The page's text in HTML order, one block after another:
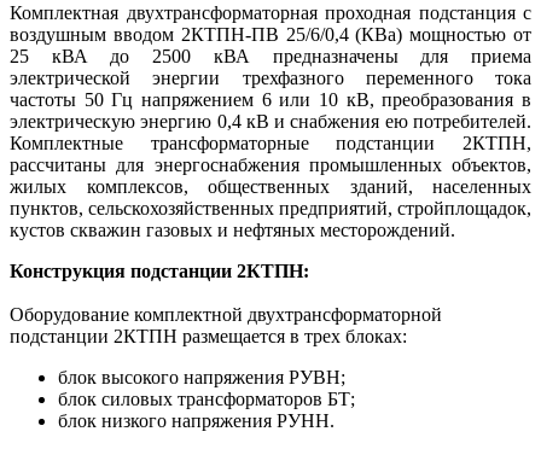
Комплектная двухтрансформаторная проходная подстанция с
воздушным вводом 2КТПН-ПВ 25/6/0,4 (КВа)мощностью от
25 кВА до 2500 кВА предназначены для приема
электрической энергии трехфазного переменного тока
частоты 50 Гц напряжением 6 или 10 кВ, преобразования в
электрическую энергию 0,4 кВ и снабжения ею потребителей.
Комплектные трансформаторные подстанции 2КТПН,
рассчитаны для энергоснабжения промышленных объектов,
жилых комплексов, общественных зданий, населенных
пунктов, сельскохозяйственных предприятий, стройплощадок,
кустов скважин газовых и нефтяных месторождений.
Конструкция подстанции 2КТПН:
Оборудование комплектной двухтрансформаторной
подстанции 2КТПН размещается в трех блоках:
блок высокого напряжения РУВН;
блок силовых трансформаторов БТ;
блок низкого напряжения РУНН.